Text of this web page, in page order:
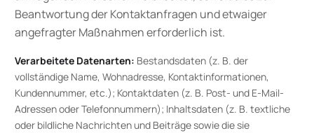
Beantwortung der Kontaktanfragen und etwaiger
angefragter Maßnahmen erforderlich ist.
Verarbeitete Datenarten: Bestandsdaten (z. B. der
vollständige Name, Wohnadresse, Kontaktinformationen,
Kundennummer, etc.); Kontaktdaten (z. B. Post- und E-Mail-
Adressen oder Telefonnummern); Inhaltsdaten (z. B. textliche
oder bildliche Nachrichten und Beiträge sowie die sie